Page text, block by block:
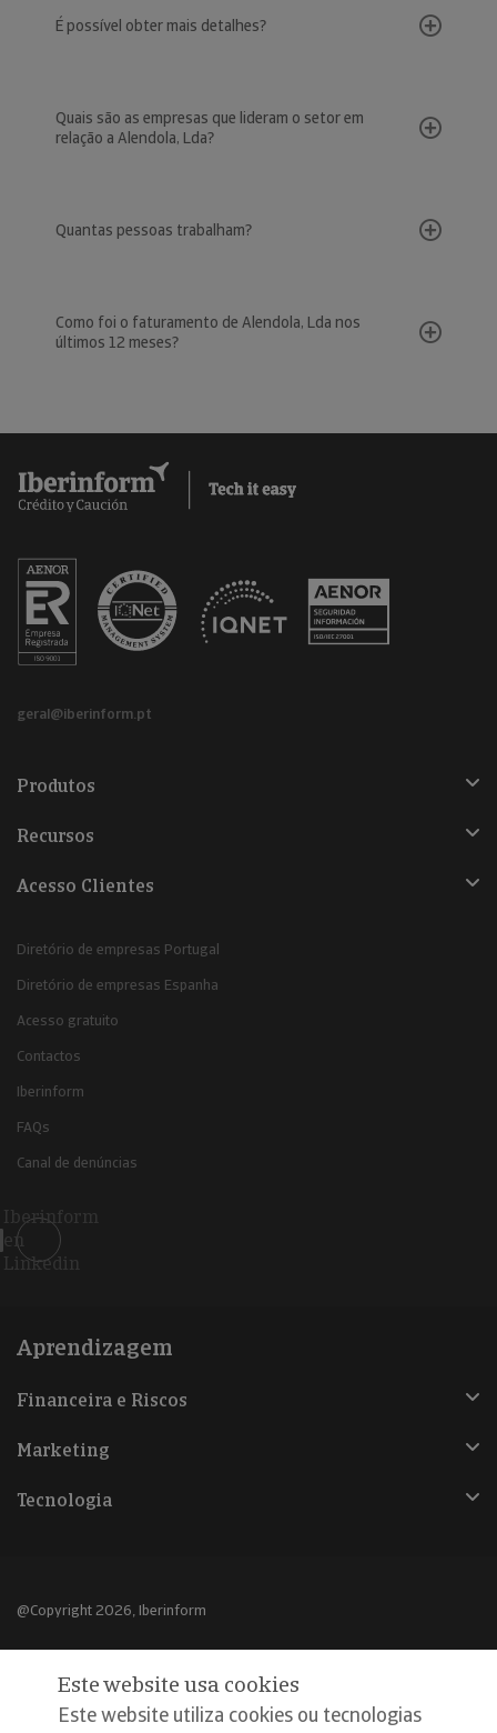
É possível obter mais detalhes?
Quais são as empresas que lideram o setor em
relação a Alendola, Lda?
Quantas pessoas trabalham?
Como foi o faturamento de Alendola, Lda nos
últimos 12 meses?
geral@iberinform.pt
Produtos
Recursos
Acesso Clientes
Diretório de empresas Portugal
Diretório de empresas Espanha
Acesso gratuito
Contactos
Iberinform
FAQs
Canal de denúncias
Iberinform
en
Linkedin
Aprendizagem
Financeira e Riscos
Marketing
Tecnologia
@Copyright 2026, Iberinform
Este website usa cookies
Este website utiliza cookies ou tecnologias